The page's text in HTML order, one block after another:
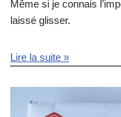
Même si je connais
laissé glisser.
Lire la suite »